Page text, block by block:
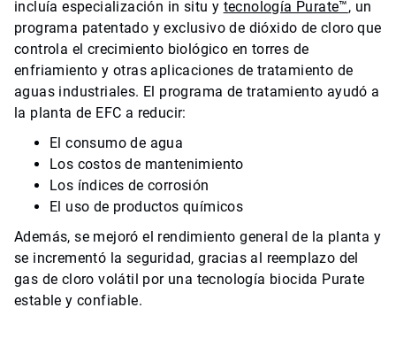
incluía especialización in situ y tecnología Purate™, un
programa patentado y exclusivo de dióxido de cloro que
controla el crecimiento biológico en torres de
enfriamiento y otras aplicaciones de tratamiento de
aguas industriales. El programa de tratamiento ayudó a
la planta de EFC a reducir:
El consumo de agua
Los costos de mantenimiento
Los índices de corrosión
El uso de productos químicos
Además, se mejoró el rendimiento general de la planta y
se incrementó la seguridad, gracias al reemplazo del
gas de cloro volátil por una tecnología biocida Purate
estable y confiable.